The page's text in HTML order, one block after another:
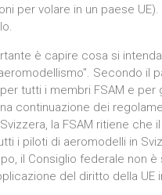
per volare in un paese
è capire cosa si
Secondo il
tutti i membri FSAM e
continuazione dei
la FSAM ritiene che
i piloti di aeromodelli in
il Consiglio federale non
del diritto della UE